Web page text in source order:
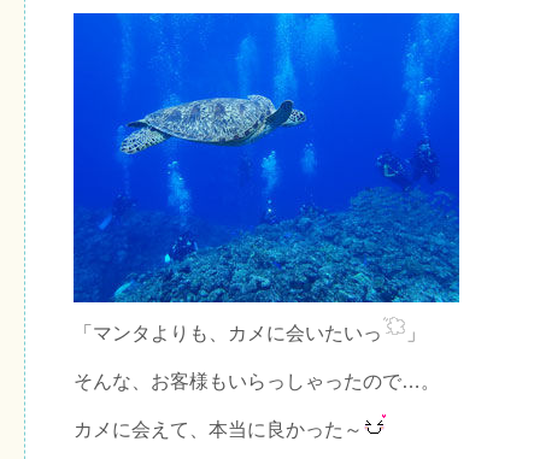
「マンタよりも、カメに会いたいっ 」
そんな、お客様もいらっしゃったので…。
カメに会えて、本当に良かった～